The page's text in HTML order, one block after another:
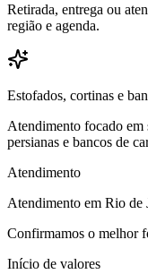
Retirada, entrega ou
região e agenda.
Estofados, cortinas e
Atendimento focado em
persianas e bancos de
Atendimento
Atendimento em Rio de
Confirmamos o melhor
Início de valores